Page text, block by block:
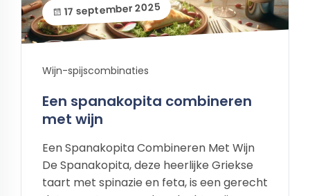
17 september 2025
Wijn-spijscombinaties
Een spanakopita combineren
met wijn
Een Spanakopita Combineren Met Wijn
De Spanakopita, deze heerlijke Griekse
taart met spinazie en feta, is een gerecht